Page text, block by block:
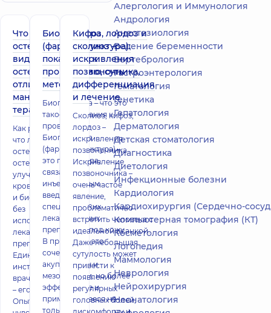
Что такое
остеопатия,
виды
остеопатии,
отличие от
мануальной
терапии
Как работает и
что лечит
остеопатия Цель
остеопатии –
улучшение
кровообращения
и биомеханики
без
использования
лекарственных
препаратов.
Единственный
инструмент
врача-остеопата
– его руки.
Опытный доктор
Биопунктура
(фармакопунктура):
показания к
проведению, суть
метода
Биопунктура – что это
такое, показания к
проведению
Биопунктура
(фармакопунктура) –
это процедура,
связанная с
инъекционным
введением
специфических
лекарственных
препаратов под кожу.
В принципе, это
сочетание
акупунктуры и
мезотерапии, но более
эффективное и
применяющееся не
только дл
Кифоз, лордоз и
сколиоз –
искривления
позвоночника,
дифференциация
и лечение
Сколиоз, кифоз,
лордоз –
искривления
позвоночника
Искривление
позвоночника –
очень частое
явление,
проблематично
встретить человека с
идеальной осанкой.
Даже небольшая
сутулость может
привести к
появлению
регулярных
головных болей,
Алергология и Иммунология
Андрология
Анестезиология
Ведение беременности
Вертебрология
Гастроэнтерология
Гематология
Генетика
Гепатология
Дерматология
Детская стоматология
Диагностика
Диетология
Инфекционные болезни
Кардиология
Кардиохирургия (Сердечно-сосудистая хирургия)
Компьютерная томография (КТ)
Косметология
Логопедия
Маммология
Неврология
Нейрохирургия
Неонатология